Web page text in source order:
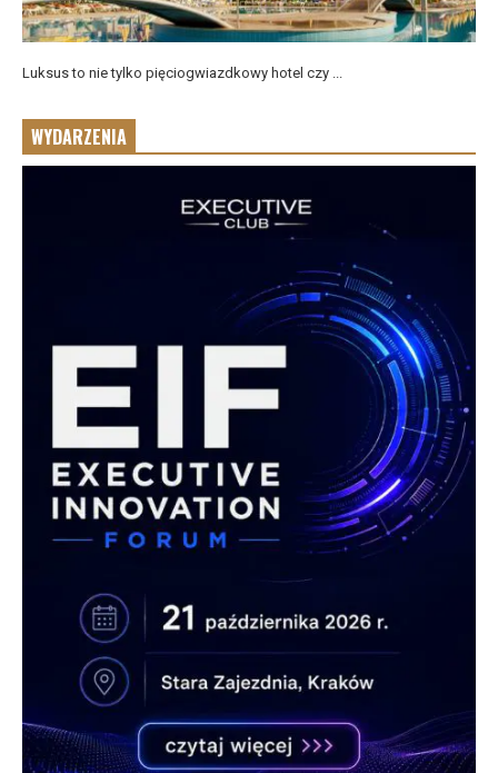
Luksus to nie tylko pięciogwiazdkowy hotel czy ...
WYDARZENIA